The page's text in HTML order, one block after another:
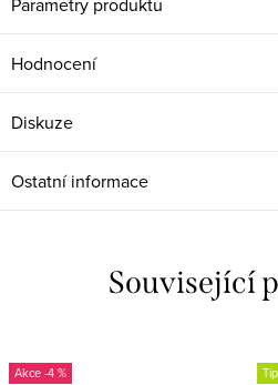
Hodnocení
Diskuze
Ostatní informace
Související
-4 %
Tip